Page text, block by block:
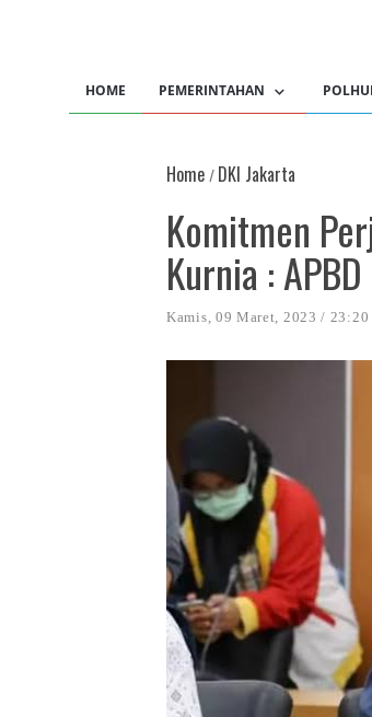
HOME PEMERINTAHAN
Home/DKI Jakarta
Komitmen
Kurnia :
Kamis, 09 Maret, 2023 / 23:20